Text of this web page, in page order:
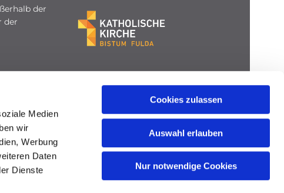
Medien
wir
Werbung
Daten
Dienste
Cookies zulassen
Auswahl erlauben
Nur notwendige Cookies
der
der